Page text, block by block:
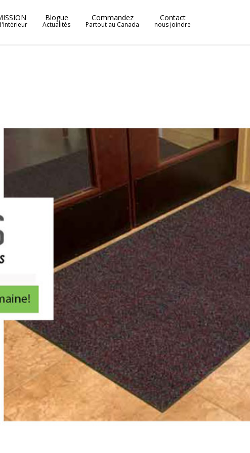
Blogue
Actualités
Commandez
Partout au Canada
Contact
nous joindre